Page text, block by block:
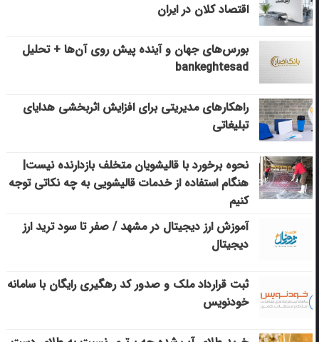
اقتصاد کلان در ایران
بورس‌های جهان و آینده پیش روی آن‌ها + تحلیل
bankeghtesad
راهکارهای مدیریتی برای افزایش اثربخشی هدایای
تبلیغاتی
نحوه برخورد با قالیشویان متخلف بازدارنده نیست|
هنگام استفاده از خدمات قالیشویی به چه نکاتی توجه
کنیم
آموزش ارز دیجیتال در مشهد / صفر تا سود ترید ارز
دیجیتال
ثبت قرارداد ملک و صدور کد رهگیری رایگان با سامانه
خودنویس